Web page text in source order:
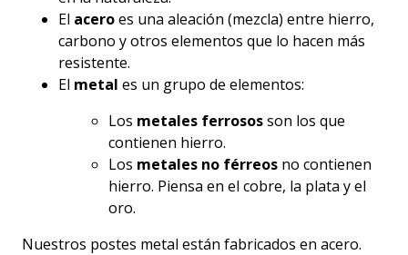
El aceroes una aleación (mezcla) entre hierro,
carbono y otros elementos que lo hacen más
resistente.
El metal es un grupo de elementos:
Los metales ferrososson los que
contienen hierro.
Los metales no férreos no contienen
hierro. Piensa en el cobre, la plata y el
oro.
Nuestros postes metal están fabricados en acero.